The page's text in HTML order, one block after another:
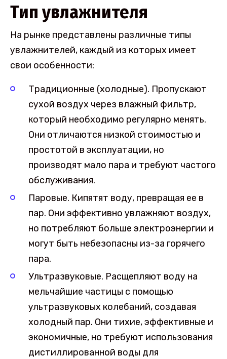
Тип увлажнителя
На рынке представлены различные типы
увлажнителей, каждый из которых имеет
свои особенности:
Традиционные (холодные). Пропускают
сухой воздух через влажный фильтр,
который необходимо регулярно менять.
Они отличаются низкой стоимостью и
простотой в эксплуатации, но
производят мало пара и требуют частого
обслуживания.
Паровые. Кипятят воду, превращая ее в
пар. Они эффективно увлажняют воздух,
но потребляют больше электроэнергии и
могут быть небезопасны из-за горячего
пара.
Ультразвуковые. Расщепляют воду на
мельчайшие частицы с помощью
ультразвуковых колебаний, создавая
холодный пар. Они тихие, эффективные и
экономичные, но требуют использования
дистиллированной воды для